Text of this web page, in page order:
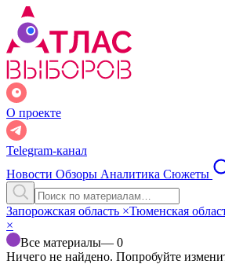
О проекте
Telegram-канал
Новости Обзоры Аналитика Сюжеты
Запорожская область ×Тюменская
×
Все материалы— 0
Ничего не найдено. Попробуйте